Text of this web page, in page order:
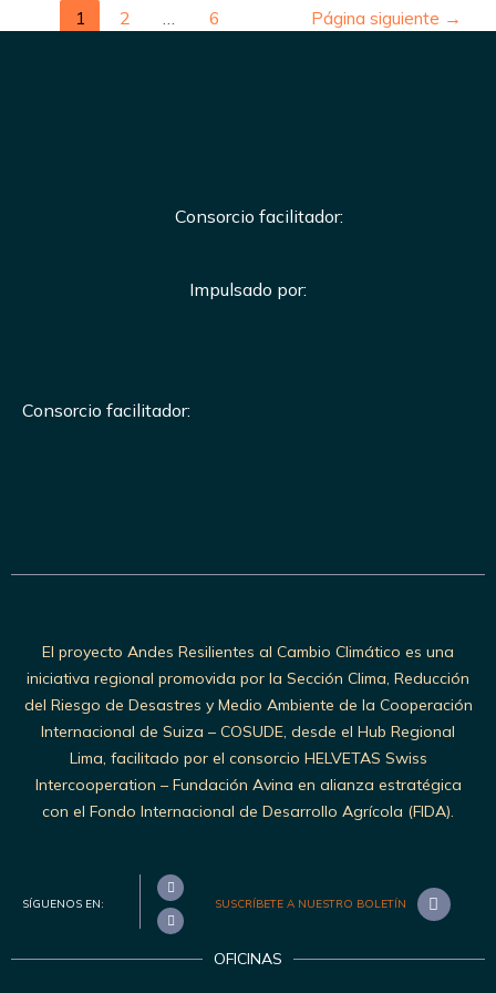
1 2 6 Página siguiente →
Consorcio facilitador:
Impulsado por:
Consorcio facilitador:
El proyecto Andes Resilientes al Cambio Climático es una
iniciativa regional promovida por la Sección Clima, Reducción
del Riesgo de Desastres y Medio Ambiente de la Cooperación
Internacional de Suiza – COSUDE, desde el Hub Regional
Lima, facilitado por el consorcio HELVETAS Swiss
Intercooperation – Fundación Avina en alianza estratégica
con el Fondo Internacional de Desarrollo Agrícola (FIDA).
SÍGUENOS EN: SUSCRÍBETE A NUESTRO BOLETÍN
OFICINAS